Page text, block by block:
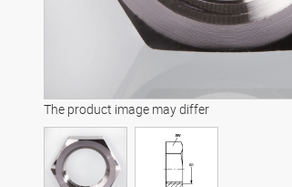
The product image may differ